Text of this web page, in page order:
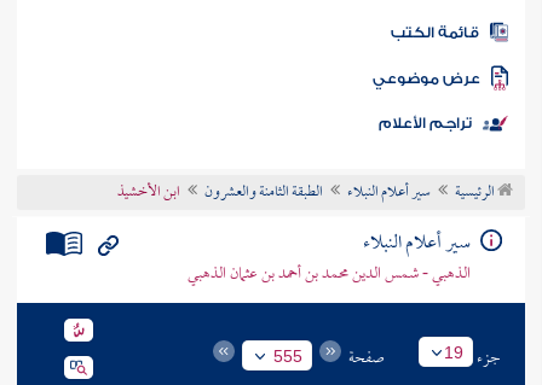
المكتبة
الكتب
موضوعي
تراجم الأعلام
الرئيسية سير أعلام النبلاء الطبقة الثامنة والعشرون ابن الأخشيذ
سير أعلام النبلاء
الذهبي - شمس الدين محمد بن أحمد بن عثمان الذهبي
جزء 19 صفحة 555